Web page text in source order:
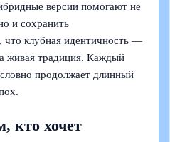
версии помогают не
и сохранить
что клубная идентичность —
живая традиция. Каждый
продолжает длинный
кто хочет